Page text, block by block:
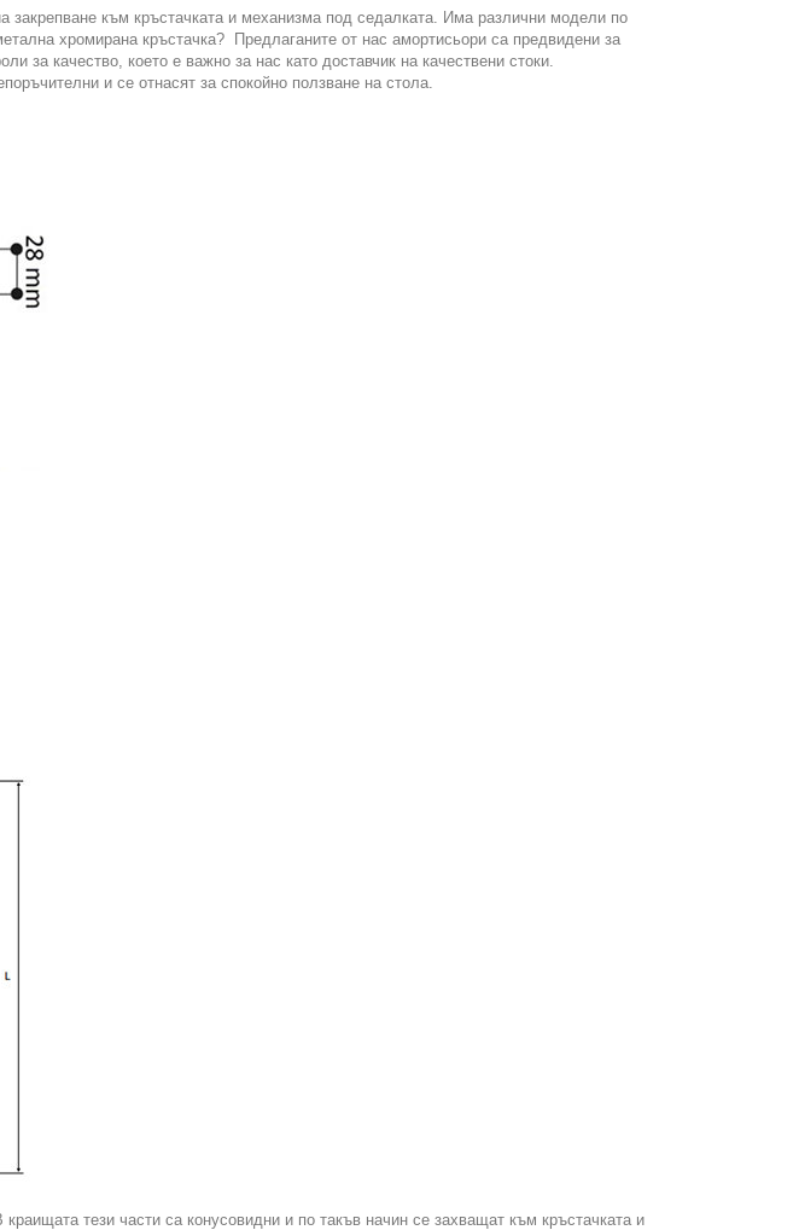
закрепване към кръстачката и механизма под седалката. Има различни модели по
хромирана кръстачка? Предлаганите от нас амортисьори са предвидени за
за качество, което е важно за нас като доставчик на качествени стоки.
и се отнасят за спокойно ползване на стола.
тези части са конусовидни и по такъв начин се захващат към кръстачката и